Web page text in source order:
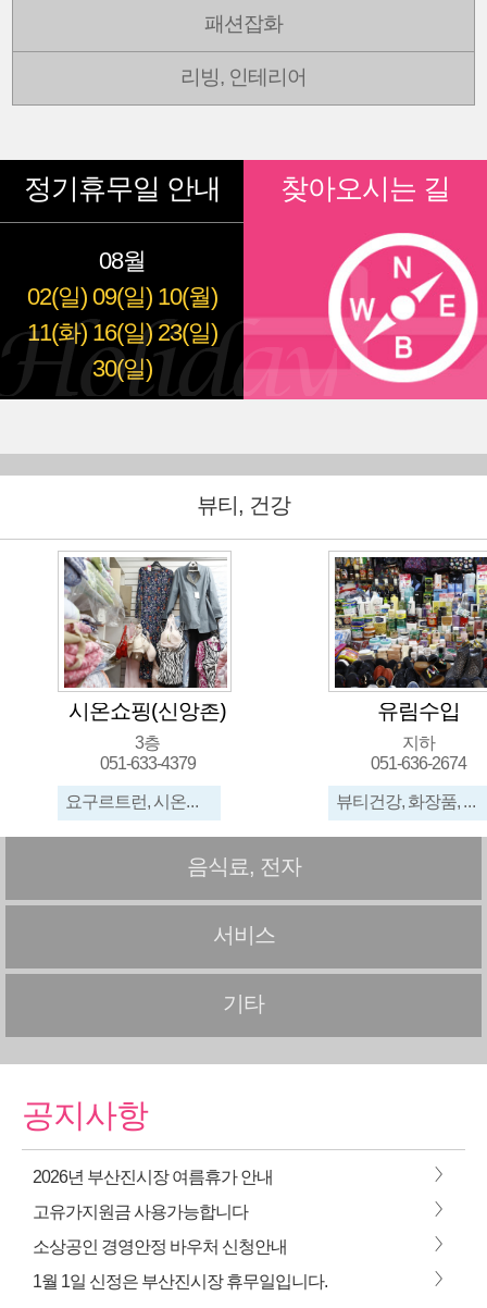
패션잡화
리빙, 인테리어
정기휴무일 안내
08월
02(일) 09(일) 10(월)
11(화) 16(일) 23(일)
30(일)
찾아오시는 길
뷰티, 건강
시온쇼핑(신앙촌)
3층
051-633-4379
요구르트런, 시온식품, 신앙촌생명물간장, 이불
유림수입
지하
051-636-2674
뷰티건강, 화장품, 신발, 가방, 메리야스, 수입잡화
음식료, 전자
서비스
기타
공지사항
2026년 부산진시장 여름휴가 안내 >
고유가지원금 사용가능합니다 >
소상공인 경영안정 바우처 신청안내 >
1월 1일 신정은 부산진시장 휴무일입니다. >